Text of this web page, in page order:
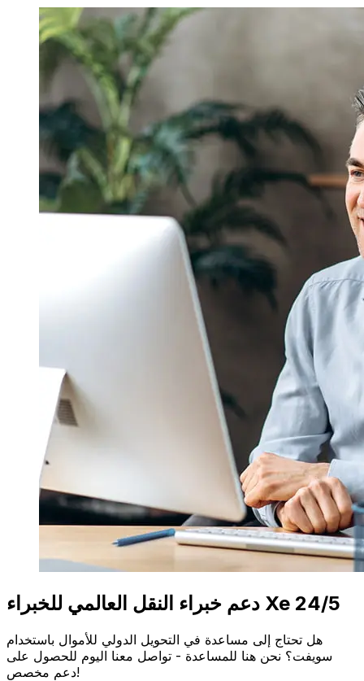
دعم خبراء النقل العالمي للخبراء Xe 24/5
هل تحتاج إلى مساعدة في التحويل الدولي للأموال باستخدام
سويفت؟ نحن هنا للمساعدة - تواصل معنا اليوم للحصول على
دعم مخصص!